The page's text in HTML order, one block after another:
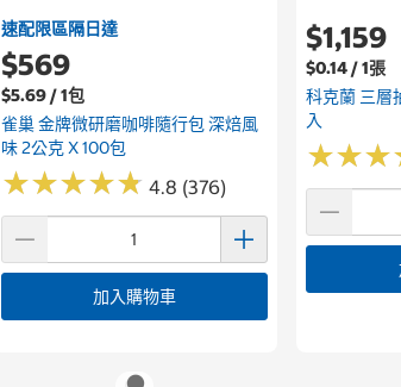
速配限區隔日達
$569
$5.69 / 1包
雀巢 金牌微研磨咖啡隨行包 深焙風
味 2公克 X 100包
★★★★★
★★★★★ 4.8 (376)
加入購物車
$1,159
$0.14 / 1張
科克蘭 三層
入
★★★
★★★